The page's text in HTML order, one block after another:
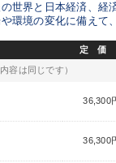
世界と日本経済、経
環境の変化に備えて
定 価
容は同じです）
36,300
36,300